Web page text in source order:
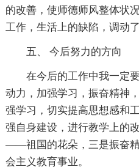
的改善，使师德师风整体状
工作，生活上的缺陷，调动
五、 今后努力的方向
在今后的工作中我一定
动力，加强学习，振奋精神
强学习，切实提高思想感和
强自身建设，进行教学上的
——祖国的花朵，三是振奋
会主义教育事业。